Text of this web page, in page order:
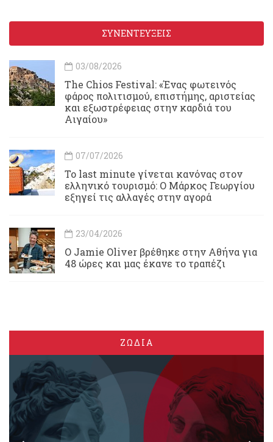
ΣΥΝΕΝΤΕΥΞΕΙΣ
03/08/2026
Τhe Chios Festival: «Ένας φωτεινός
φάρος πολιτισμού, επιστήμης, αριστείας
και εξωστρέφειας στην καρδιά του
Αιγαίου»
07/07/2026
Το last minute γίνεται κανόνας στον
ελληνικό τουρισμό: Ο Μάρκος Γεωργίου
εξηγεί τις αλλαγές στην αγορά
23/04/2026
Ο Jamie Oliver βρέθηκε στην Αθήνα για
48 ώρες και μας έκανε το τραπέζι
ΖΩΔΙΑ